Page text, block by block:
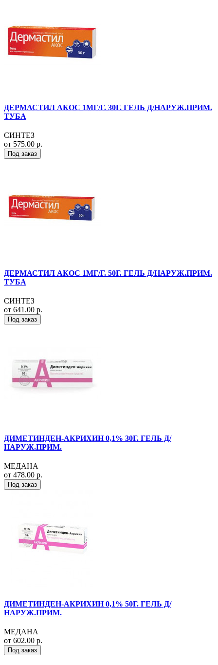
ДЕРМАСТИЛ АКОС 1МГ/Г. 30Г. ГЕЛЬ Д/НАРУЖ.ПРИМ.
ТУБА
СИНТЕЗ
от 575.00 р.
Под заказ
ДЕРМАСТИЛ АКОС 1МГ/Г. 50Г. ГЕЛЬ Д/НАРУЖ.ПРИМ.
ТУБА
СИНТЕЗ
от 641.00 р.
Под заказ
ДИМЕТИНДЕН-АКРИХИН 0,1% 30Г. ГЕЛЬ Д/
НАРУЖ.ПРИМ.
МЕДАНА
от 478.00 р.
Под заказ
ДИМЕТИНДЕН-АКРИХИН 0,1% 50Г. ГЕЛЬ Д/
НАРУЖ.ПРИМ.
МЕДАНА
от 602.00 р.
Под заказ